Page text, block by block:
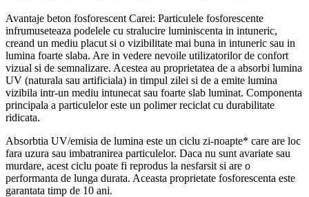
Avantaje beton fosforescent Carei: Particulele fosforescente
infrumuseteaza podelele cu stralucire luminiscenta in intuneric,
creand un mediu placut si o vizibilitate mai buna in intuneric sau in
lumina foarte slaba. Are in vedere nevoile utilizatorilor de confort
vizual si de semnalizare. Acestea au proprietatea de a absorbi lumina
UV (naturala sau artificiala) in timpul zilei si de a emite lumina
vizibila intr-un mediu intunecat sau foarte slab luminat. Componenta
principala a particulelor este un polimer reciclat cu durabilitate
ridicata.
Absorbtia UV/emisia de lumina este un ciclu zi-noapte* care are loc
fara uzura sau imbatranirea particulelor. Daca nu sunt avariate sau
murdare, acest ciclu poate fi reprodus la nesfarsit si are o
performanta de lunga durata. Aceasta proprietate fosforescenta este
garantata timp de 10 ani.